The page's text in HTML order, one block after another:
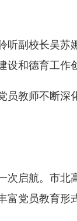
副校长吴苏
和德育工作
教师不断深
启航。市北
党员教育形